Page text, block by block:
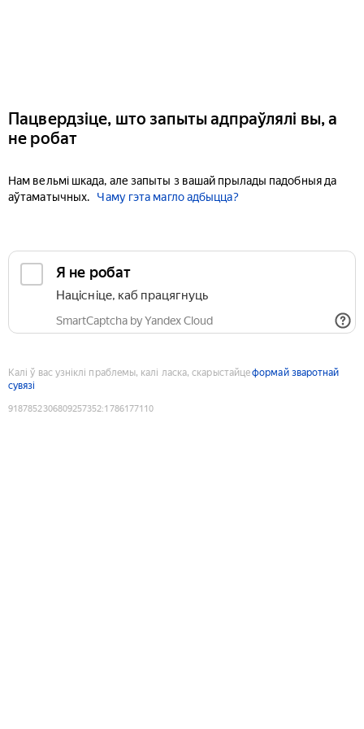
Пацвердзіце, што запыты адпраўлялі вы, а
не робат
Нам вельмі шкада, але запыты з вашай прылады падобныя да
аўтаматычных.
Чаму гэта магло адбыцца?
Я не робат
Націсніце, каб працягнуць
SmartCaptcha by Yandex Cloud
Калі ў вас узніклі праблемы, калі ласка, скарыстайцеформай зваротнай
сувязі
9187852306809257352:1786177110